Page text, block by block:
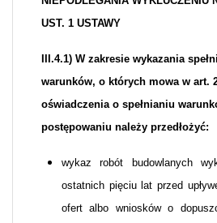
UST. 1 USTAWY
III.4.1) W zakresie wykazania
warunków, o których mowa w art.
oświadczenia o spełnianiu
postępowaniu należy przedłożyć:
wykaz robót budowlanych
ostatnich pięciu lat przed
ofert albo wniosków o